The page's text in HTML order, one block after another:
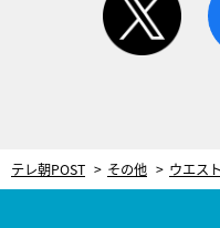
テレ朝POST その他